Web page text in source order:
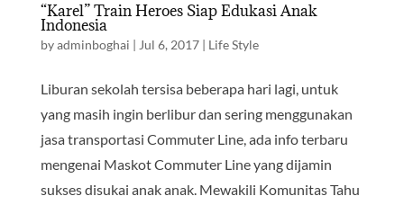
“Karel” Train Heroes Siap Edukasi Anak
Indonesia
byadminboghai | Jul 6, 2017| Life Style
Liburan sekolah tersisa beberapa hari lagi, untuk
yang masih ingin berlibur dan sering menggunakan
jasa transportasi Commuter Line, ada info terbaru
mengenai Maskot Commuter Line yang dijamin
sukses disukai anak anak. Mewakili Komunitas Tahu